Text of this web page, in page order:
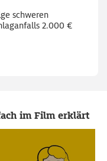
schweren
2.000 €
im Film erklärt